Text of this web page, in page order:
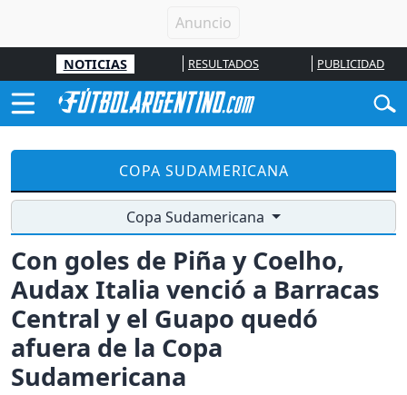
NOTICIAS RESULTADOS PUBLICIDAD
COPA SUDAMERICANA
Copa Sudamericana
Con goles de Piña y Coelho,
Audax Italia venció a Barracas
Central y el Guapo quedó
afuera de la Copa
Sudamericana